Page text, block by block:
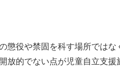
役や禁固を科す場所ではな
放的でない点が児童自立支援